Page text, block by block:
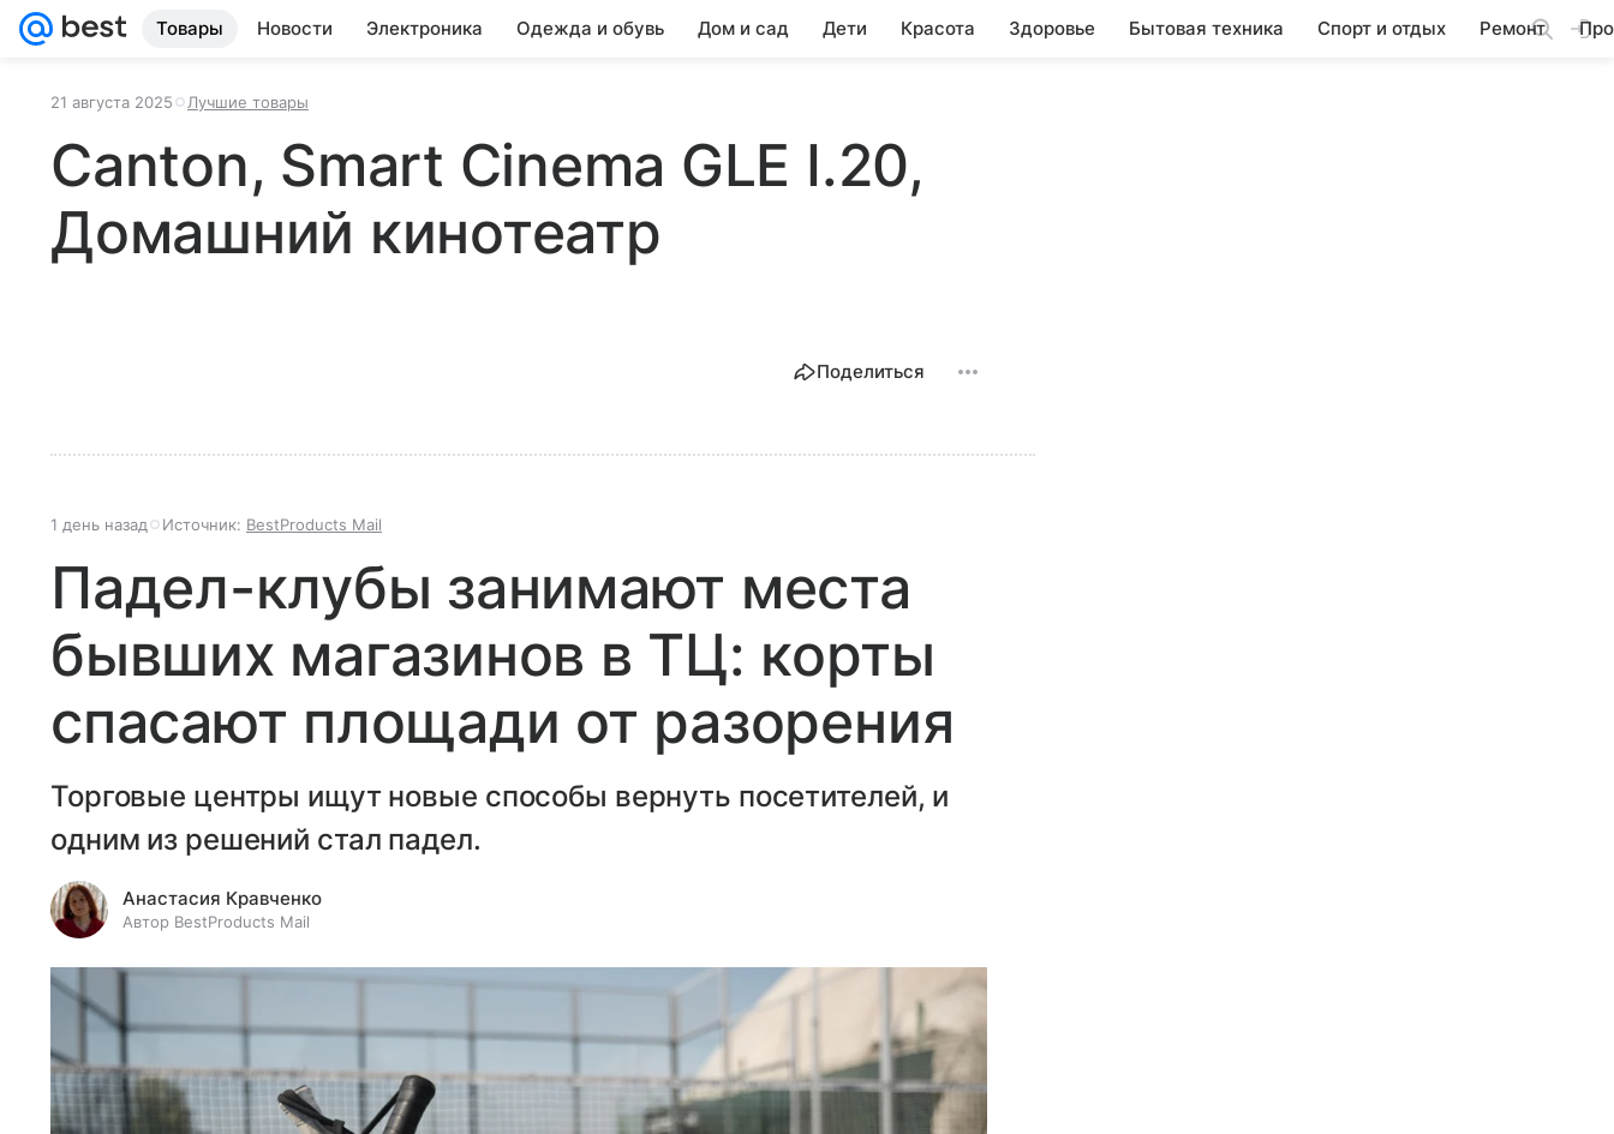
Товары Новости Электроника Одежда и обувь Дом и сад Дети Красота Здоровье Бытовая техника Спорт и отдых Ремонт
21 августа 2025 Лучшие товары
Canton, Smart Cinema GLE I.20,
Домашний кинотеатр
Поделиться
1 день назад Источник: BestProducts Mail
Падел-клубы занимают места
бывших магазинов в ТЦ: корты
спасают площади от разорения
Торговые центры ищут новые способы вернуть посетителей, и
одним из решений стал падел.
Анастасия Кравченко
Автор BestProducts Mail